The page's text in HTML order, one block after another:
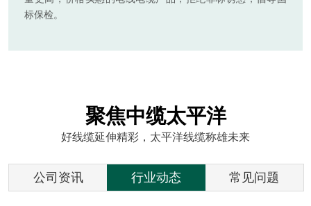
标保检。
聚焦中缆太平洋
好线缆延伸精彩，太平洋线缆称雄未来
公司资讯 行业动态 常见问题